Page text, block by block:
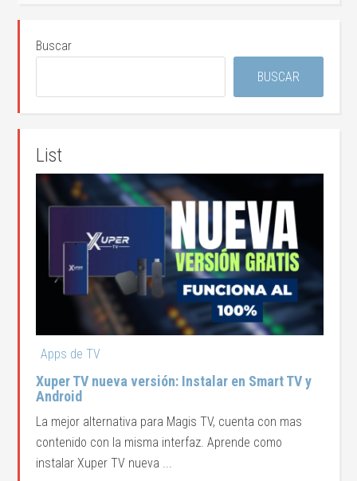
Buscar
BUSCAR
List
Apps de TV
Xuper TV nueva versión: Instalar en Smart TV y
Android
La mejor alternativa para Magis TV, cuenta con mas
contenido con la misma interfaz. Aprende como
instalar Xuper TV nueva ...